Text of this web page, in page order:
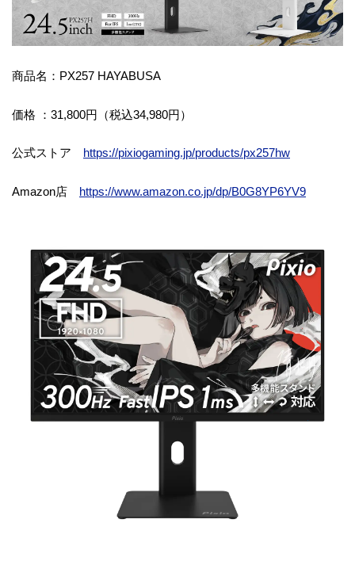
商品名：PX257 HAYABUSA
価格 ：31,800円（税込34,980円）
公式ストア https://pixiogaming.jp/products/px257hw
Amazon店 https://www.amazon.co.jp/dp/B0G8YP6YV9